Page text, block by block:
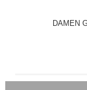
DAMEN